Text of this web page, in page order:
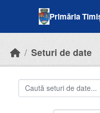
Primăria
Seturi de date